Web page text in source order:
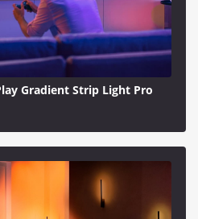
Gradient Strip Light Pro